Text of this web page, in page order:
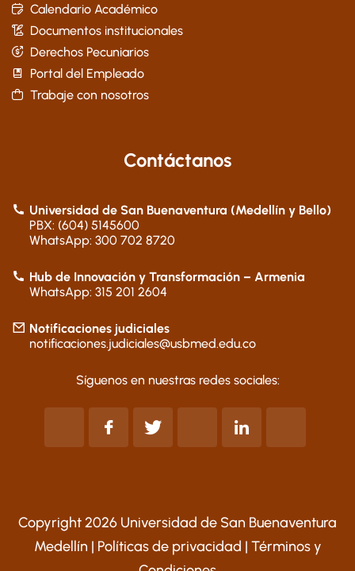
Calendario Académico
Documentos institucionales
Derechos Pecuniarios
Portal del Empleado
Trabaje con nosotros
Contáctanos
Universidad de San Buenaventura (Medellín y Bello)
PBX: (604) 5145600
WhatsApp: 300 702 8720
Hub de Innovación y Transformación – Armenia
WhatsApp: 315 201 2604
Notificaciones judiciales
notificaciones.judiciales@usbmed.edu.co
Síguenos en nuestras redes sociales:
Copyright 2026 Universidad de San Buenaventura
Medellín | Políticas de privacidad | Términos y